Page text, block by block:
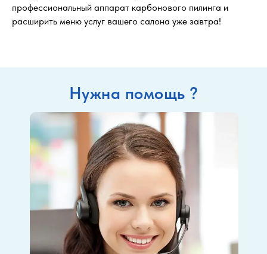
профессиональный аппарат карбонового пилинга и
расширить меню услуг вашего салона уже завтра!
Нужна помощь ?